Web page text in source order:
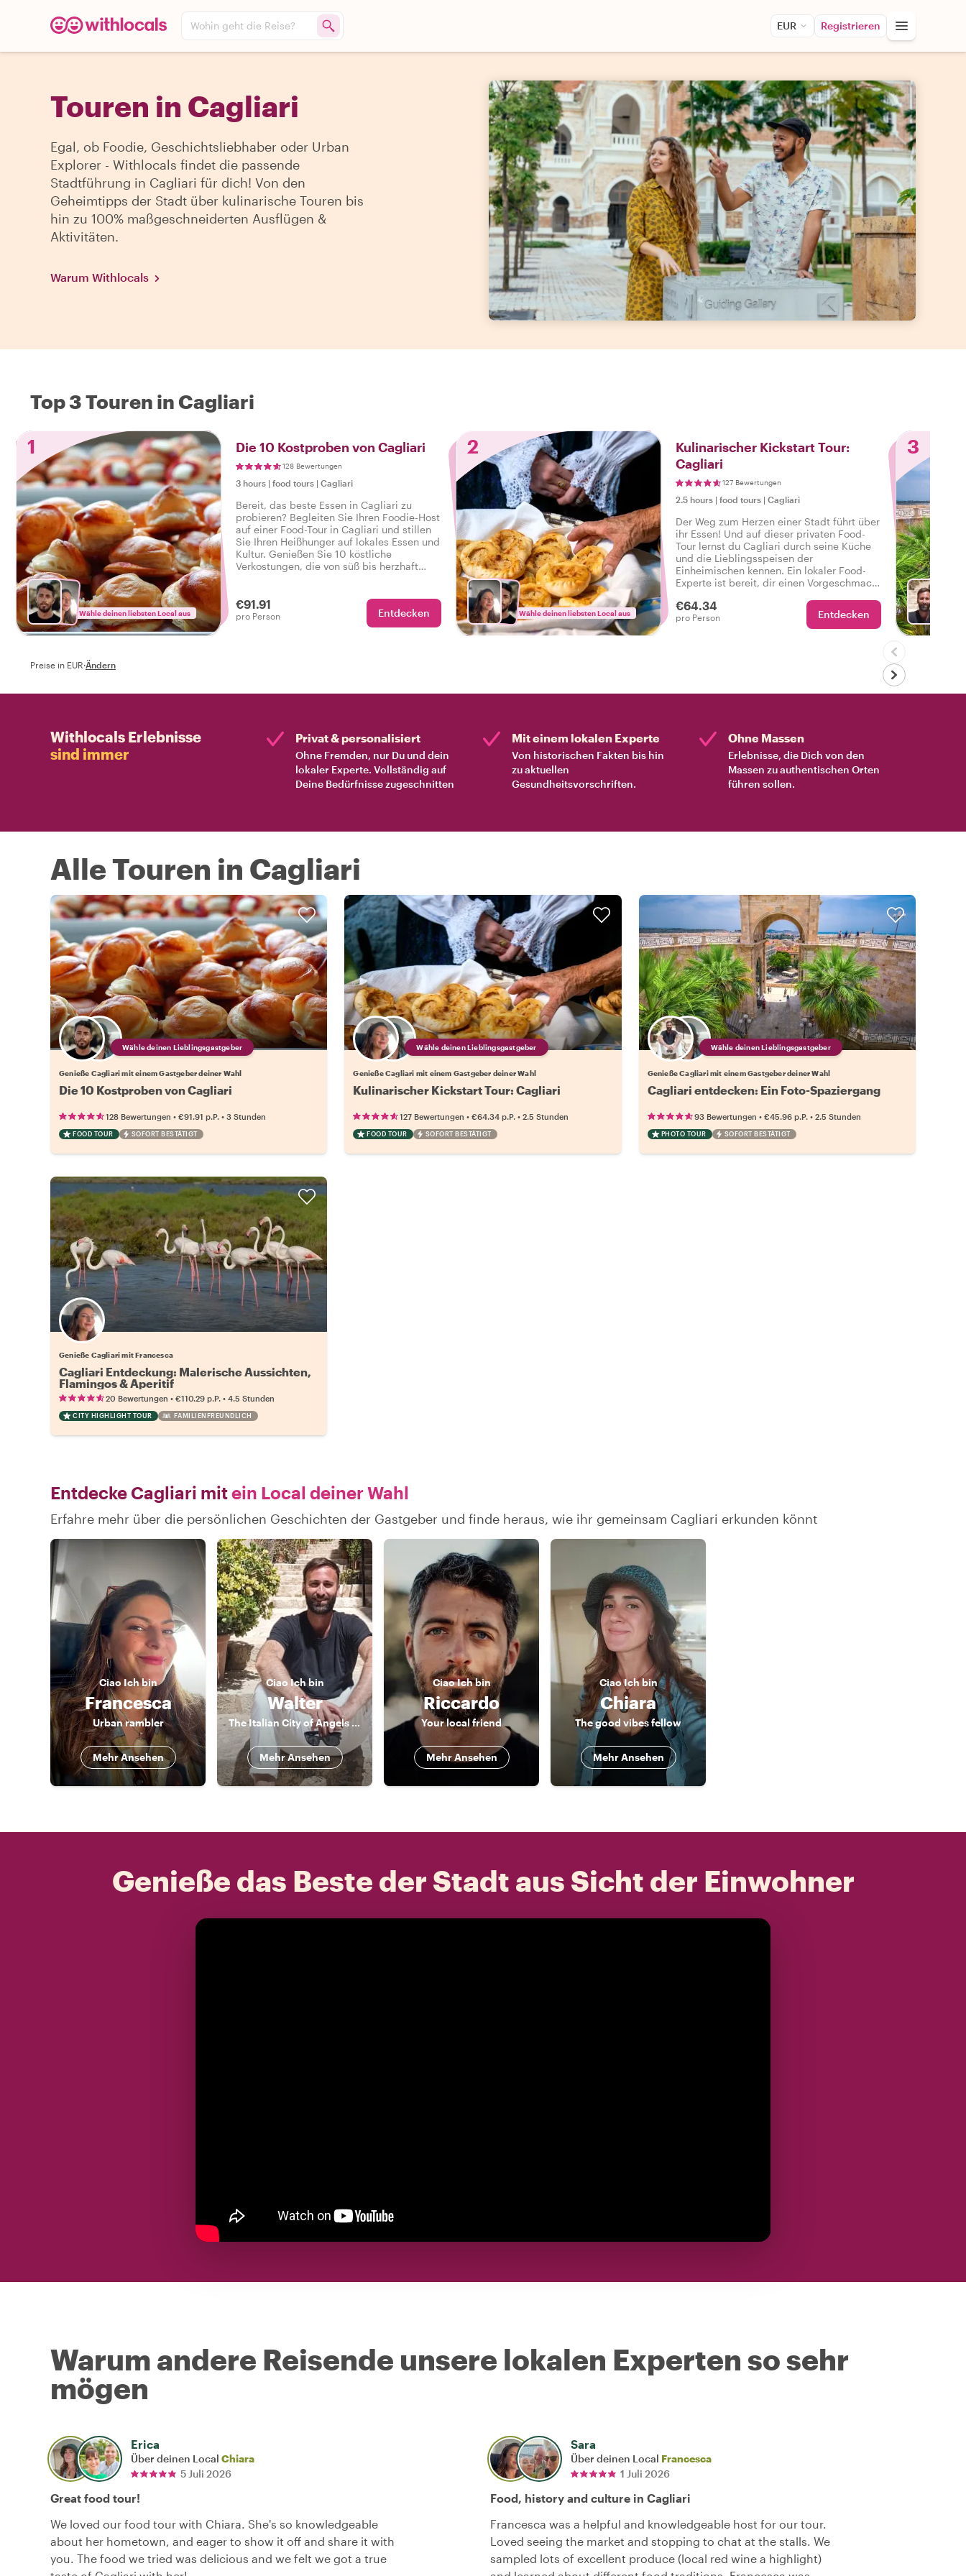
Wohin geht die Reise? EUR Registrieren
Touren in Cagliari
Egal, ob Foodie, Geschichtsliebhaber oder Urban
Explorer - Withlocals findet die passende
Stadtführung in Cagliari für dich! Von den
Geheimtipps der Stadt über kulinarische Touren bis
hin zu 100% maßgeschneiderten Ausflügen &
Aktivitäten.
Warum Withlocals
Top 3 Touren in Cagliari
1
Wähle deinen liebsten Local aus
Die 10 Kostproben von Cagliari
128 Bewertungen
3 hours | food tours | Cagliari
Bereit, das beste Essen in Cagliari zu
probieren? Begleiten Sie Ihren Foodie-Host
auf einer Food-Tour in Cagliari und stillen
Sie Ihren Heißhunger auf lokales Essen und
Kultur. Genießen Sie 10 köstliche
Verkostungen, die von süß bis herzhaft
€91.91
pro Person Entdecken
2
Wähle deinen liebsten Local aus
Kulinarischer Kickstart Tour:
Cagliari
127 Bewertungen
2.5 hours | food tours | Cagliari
Der Weg zum Herzen einer Stadt führt über
ihr Essen! Und auf dieser privaten Food-
Tour lernst du Cagliari durch seine Küche
und die Lieblingsspeisen der
Einheimischen kennen. Ein lokaler Food-
Experte ist bereit, dir einen Vorgeschmack
Lust auf authentische Aromen und lokale
Erlebnisse zu stillen.
€64.34
pro Person Entdecken
3
Preise in EUR·Ändern
Withlocals Erlebnisse
sind immer
Privat & personalisiert
Ohne Fremden, nur Du und dein
lokaler Experte. Vollständig auf
Deine Bedürfnisse zugeschnitten
Mit einem lokalen Experte
Von historischen Fakten bis hin
zu aktuellen
Gesundheitsvorschriften.
Ohne Massen
Erlebnisse, die Dich von den
Massen zu authentischen Orten
führen sollen.
Alle Touren in Cagliari
Wähle deinen Lieblingsgastgeber
Genieße Cagliari mit einem Gastgeber deiner Wahl
Die 10 Kostproben von Cagliari
128 Bewertungen • €91.91 p.P. • 3 Stunden
FOOD TOUR SOFORT BESTÄTIGT
Wähle deinen Lieblingsgastgeber
Genieße Cagliari mit einem Gastgeber deiner Wahl
Kulinarischer Kickstart Tour: Cagliari
127 Bewertungen •€64.34 p.P. •2.5 Stunden
FOOD TOUR SOFORT BESTÄTIGT
Wähle deinen Lieblingsgastgeber
Genieße Cagliari mit einem Gastgeber deiner Wahl
Cagliari entdecken: Ein Foto-Spaziergang
93 Bewertungen • €45.96 p.P. • 2.5 Stunden
PHOTO TOUR SOFORT BESTÄTIGT
Genieße Cagliari mit Francesca
Cagliari Entdeckung: Malerische Aussichten,
Flamingos & Aperitif
20 Bewertungen • €110.29 p.P. • 4.5 Stunden
CITY HIGHLIGHT TOUR FAMILIENFREUNDLICH
Entdecke Cagliari mitein Local deiner Wahl
Erfahre mehr über die persönlichen Geschichten der Gastgeber und finde heraus, wie ihr gemeinsam Cagliari erkunden könnt
CiaoIch bin
Francesca
Urban rambler
Mehr Ansehen
Ciao Ich bin
Walter
The Italian City of Angels Local
Mehr Ansehen
CiaoIch bin
Riccardo
Your local friend
Mehr Ansehen
CiaoIch bin
Chiara
The good vibes fellow
Mehr Ansehen
Genieße das Beste der Stadt aus Sicht der Einwohner
Warum andere Reisende unsere lokalen Experten so sehr
mögen
Erica
Über deinen Local Chiara
5 Juli 2026
Great food tour!
We loved our food tour with Chiara. She's so knowledgeable
about her hometown, and eager to show it off and share it with
you. The food we tried was delicious and we felt we got a true
Sara
Über deinen Local Francesca
1 Juli 2026
Food, history and culture in Cagliari
Francesca was a helpful and knowledgeable host for our tour.
Loved seeing the market and stopping to chat at the stalls. We
sampled lots of excellent produce (local red wine a highlight)